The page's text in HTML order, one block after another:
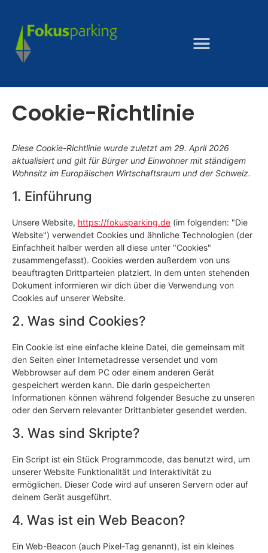
Cookie-Richtlinie
Diese Cookie-Richtlinie wurde zuletzt am 29. April 2026
aktualisiert und gilt für Bürger und Einwohner mit ständigem
Wohnsitz im Europäischen Wirtschaftsraum und der Schweiz.
1. Einführung
Unsere Website, https://fokusparking.de (im folgenden: "Die
Website") verwendet Cookies und ähnliche Technologien (der
Einfachheit halber werden all diese unter "Cookies"
zusammengefasst). Cookies werden außerdem von uns
beauftragten Drittparteien platziert. In dem unten stehenden
Dokument informieren wir dich über die Verwendung von
Cookies auf unserer Website.
2. Was sind Cookies?
Ein Cookie ist eine einfache kleine Datei, die gemeinsam mit
den Seiten einer Internetadresse versendet und vom
Webbrowser auf dem PC oder einem anderen Gerät
gespeichert werden kann. Die darin gespeicherten
Informationen können während folgender Besuche zu unseren
oder den Servern relevanter Drittanbieter gesendet werden.
3. Was sind Skripte?
Ein Script ist ein Stück Programmcode, das benutzt wird, um
unserer Website Funktionalität und Interaktivität zu
ermöglichen. Dieser Code wird auf unseren Servern oder auf
deinem Gerät ausgeführt.
4. Was ist ein Web Beacon?
Ein Web-Beacon (auch Pixel-Tag genannt), ist ein kleines